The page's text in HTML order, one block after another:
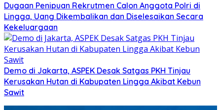
Dugaan Penipuan Rekrutmen Calon Anggota Polri di
Lingga, Uang Dikembalikan dan Diselesaikan Secara
Kekeluargaan
Demo di Jakarta, ASPEK Desak Satgas PKH Tinjau
Kerusakan Hutan di Kabupaten Lingga Akibat Kebun
Sawit